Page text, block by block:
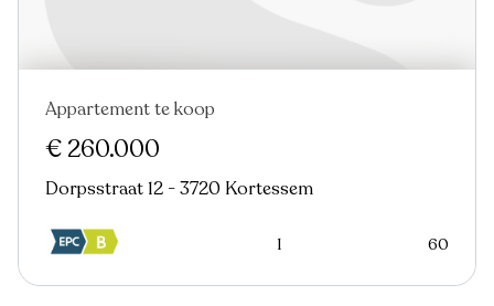
Nieuw
Appartement te koop
€ 260.000
Dorpsstraat 12 - 3720 Kortessem
1 60